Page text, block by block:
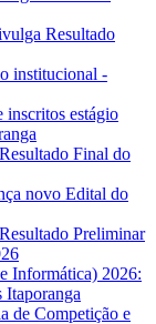
Resultado
institucional -
estágio
Final do
novo Edital do
Preliminar
Informática) 2026:
Itaporanga
de Competição e